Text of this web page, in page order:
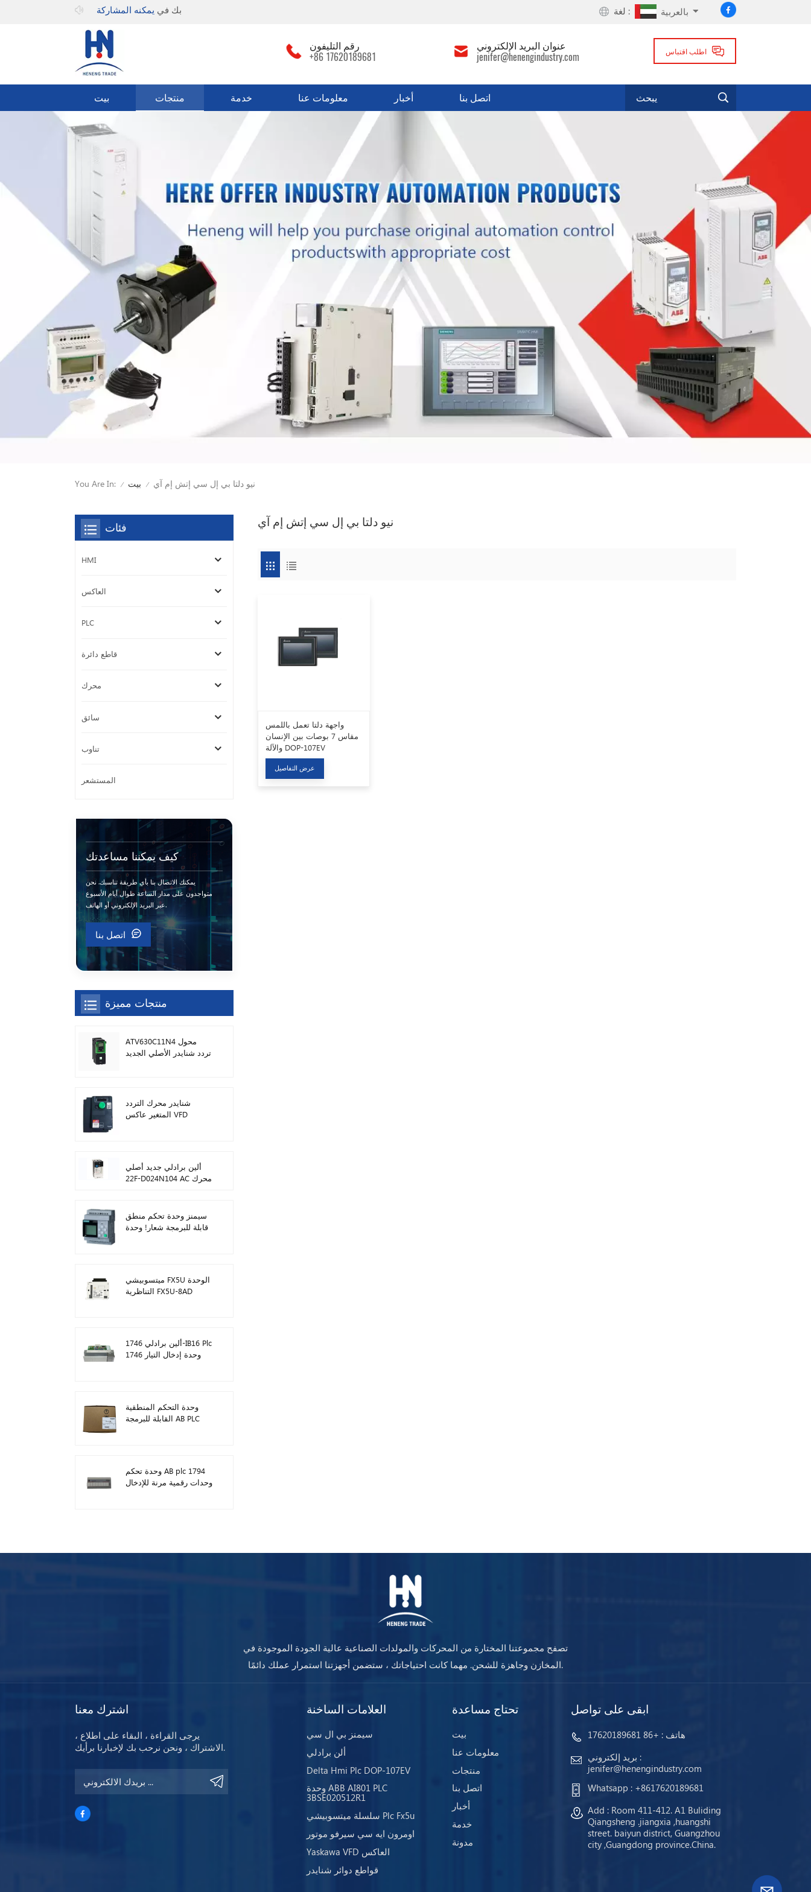
مرحبا بك فييمكنه المشاركة لغة : بالعربية
اطلب اقتباس
رقم التليفون
+86 17620189681
عنوان البريد الإلكتروني
jenifer@henengindustry.com
بيت منتجات خدمة معلومات عنا أخبار اتصل بنا
You Are In: / بيت / نيو دلتا بي إل سي إتش إم آي
نيو دلتا بي إل سي إتش إم آي
واجهة دلتا تعمل باللمس
مقاس 7 بوصات بين الإنسان
والآلة DOP-107EV
عرض التفاصيل
فئات
HMI
العاكس
PLC
قاطع دائرة
محرك
سائق
تناوب
المستشعر
كيف يمكننا مساعدتك
يمكنك الاتصال بنا بأي طريقة تناسبك. نحن
متواجدون على مدار الساعة طوال أيام الأسبوع
عبر البريد الإلكتروني أو الهاتف.
اتصل بنا
منتجات مميزة
ATV630C11N4 محول
تردد شنايدر الأصلي الجديد
شنايدر محرك التردد
المتغير عاكس VFD
ألين برادلي جديد أصلي
22F-D024N104 AC محرك
سيمنز وحدة تحكم منطق
قابلة للبرمجة شعار! وحدة
ميتسوبيشي FX5U الوحدة
التناظرية FX5U-8AD
ألين برادلي 1746-IB16 Plc
1746 وحدة إدخال التيار
وحدة التحكم المنطقية
القابلة للبرمجة AB PLC
وحدة تحكم AB plc 1794
وحدات رقمية مرنة للإدخال
تصفح مجموعتنا المختارة من المحركات والمولدات الصناعية عالية الجودة الموجودة في
المخازن وجاهزة للشحن. مهما كانت احتياجاتك ، ستضمن أجهزتنا استمرار عملك دائمًا.
اشترك معنا
يرجى القراءة ، البقاء على اطلاع ،
الاشتراك ، ونحن نرحب بك لإخبارنا برأيك.
العلامات الساخنة
سيمنز بي ال سي
ألن برادلي
Delta Hmi Plc DOP-107EV
وحدة ABB AI801 PLC
3BSE020512R1
سلسلة ميتسوبيشي Plc Fx5u
اومرون ايه سي سيرفو موتور
Yaskawa VFD العاكس
قواطع دوائر شنايدر
تحتاج مساعدة
بيت
معلومات عنا
منتجات
اتصل بنا
أخبار
خدمة
مدونة
ابقى على تواصل
هاتف : +86 17620189681
بريد إلكتروني :
jenifer@henengindustry.com
Whatsapp : +8617620189681
Add : Room 411-412. A1 Buliding
Qiangsheng .jiangxia ,huangshi
street. baiyun district, Guangzhou
city ,Guangdong province.China.